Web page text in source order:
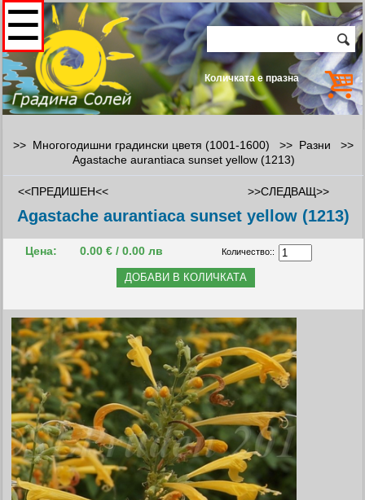
Количката е празна
☰
>> Многогодишни градински цветя (1001-1600) >> Разни >>
Agastache aurantiaca sunset yellow (1213)
<<ПРЕДИШЕН<< >>СЛЕДВАЩ>>
Agastache aurantiaca sunset yellow (1213)
Цена: 0.00 € / 0.00 лв Количество::